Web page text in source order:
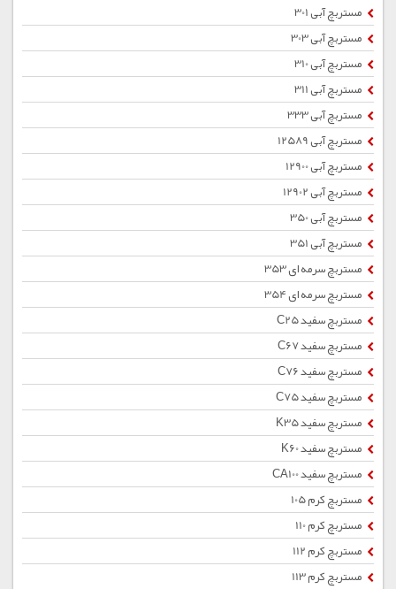
مستربچ آبی 301
مستربچ آبی 303
مستربچ آبی 310
مستربچ آبی 311
مستربچ آبی 333
مستربچ آبی 12589
مستربچ آبی 12900
مستربچ آبی 12902
مستربچ آبی 350
مستربچ آبی 351
مستربچ سرمه ای 353
مستربچ سرمه ای 354
مستربچ سفید C25
مستربچ سفید C67
مستربچ سفید C76
مستربچ سفید C75
مستربچ سفید K35
مستربچ سفید K60
مستربچ سفید CA100
مستربچ کرم 105
مستربچ کرم 110
مستربچ کرم 112
مستربچ کرم 113